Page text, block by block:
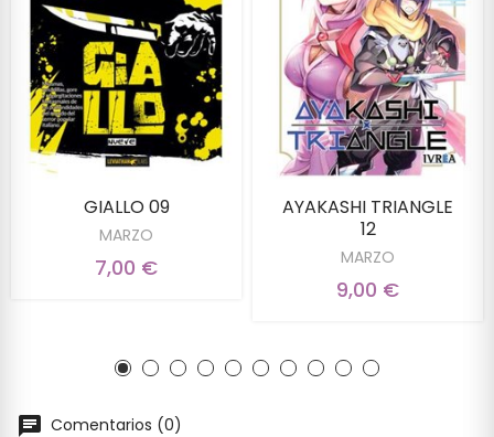
GIALLO 09
MARZO
7,00 €
AYAKASHI TRIANGLE
12
MARZO
9,00 €
Comentarios (0)